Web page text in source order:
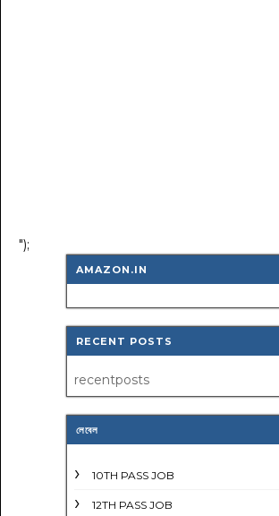
");
AMAZON.IN
RECENT POSTS
recentposts
লেবেল
10TH PASS JOB
12TH PASS JOB